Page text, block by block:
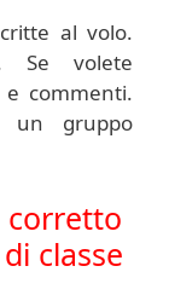
al volo.
Se volete
commenti.
un gruppo
corretto
classe